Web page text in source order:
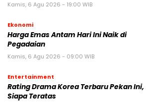
Kamis, 6 Agu 2026 - 19:00 WIB
Ekonomi
Harga Emas Antam Hari Ini Naik di
Pegadaian
Kamis, 6 Agu 2026 - 09:00 WIB
Entertainment
Rating Drama Korea Terbaru Pekan Ini,
Siapa Teratas